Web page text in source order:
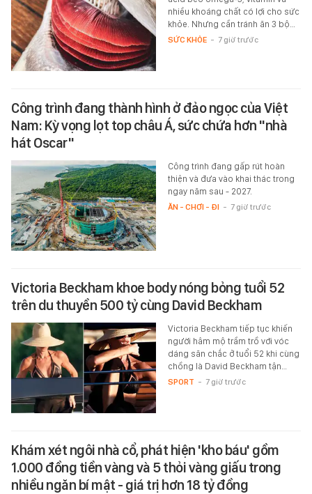
nhiều khoáng chất có lợi cho sức
khỏe. Nhưng cần tránh ăn 3 bộ…
SỨC KHỎE - 7 giờ trước
Công trình đang thành hình ở đảo ngọc của Việt
Nam: Kỳ vọng lọt top châu Á, sức chứa hơn "nhà
hát Oscar"
Công trình đang gấp rút hoàn
thiện và đưa vào khai thác trong
ngay năm sau - 2027.
ĂN - CHƠI - ĐI - 7 giờ trước
Victoria Beckham khoe body nóng bỏng tuổi 52
trên du thuyền 500 tỷ cùng David Beckham
Victoria Beckham tiếp tục khiến
người hâm mộ trầm trồ với vóc
dáng săn chắc ở tuổi 52 khi cùng
chồng là David Beckham tận…
SPORT - 7 giờ trước
Khám xét ngôi nhà cổ, phát hiện 'kho báu' gồm
1.000 đồng tiền vàng và 5 thỏi vàng giấu trong
nhiều ngăn bí mật - giá trị hơn 18 tỷ đồng